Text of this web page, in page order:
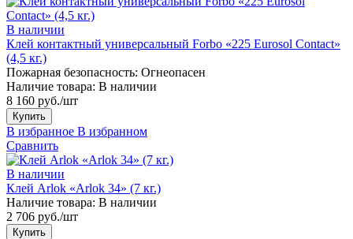
В наличии
Клей контактный универсальный Forbo «225 Eurosol Contact»
(4,5 кг.)
Пожарная безопасность: Огнеопасен
Наличие товара: В наличии
8 160 руб./шт
Купить
В избранное В избранном
Сравнить
В наличии
Клей Arlok «Arlok 34» (7 кг.)
Наличие товара: В наличии
2 706 руб./шт
Купить